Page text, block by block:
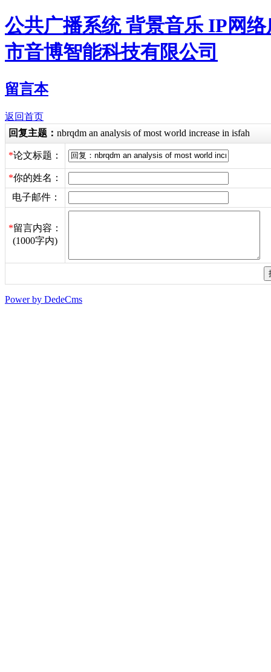
公共广播系统 背景音乐 IP网
市音博智能科技有限公司
留言本
返回首页
回复主题： nbrqdm an analysis of most world increase in isfah
*论文标题：
*你的姓名：
电子邮件：
*留言内容：
(1000字内)
Power by DedeCms